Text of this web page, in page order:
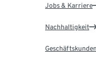
Jobs & Karriere
Nachhaltigkeit
Geschäftskunden